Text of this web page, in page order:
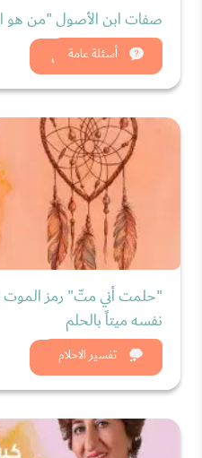
أسئلة عامة
صفات ابن الأصول "من هو
شاهد الان
تفسير الاحلام
"حلمت أني متّ" رمز الموت
نفسه ميتاً بالحلم
شاهد الان